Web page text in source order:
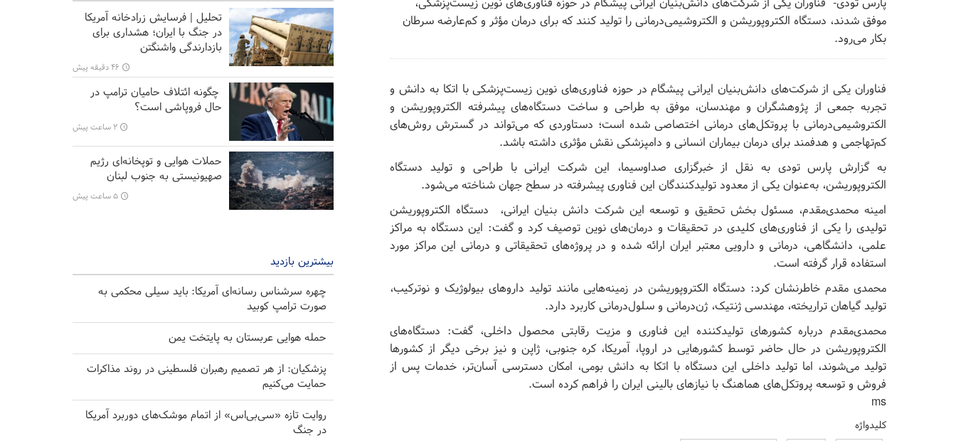
پارس تودی- فناوران یکی از شرکت‌های دانش‌بنیان ایرانی پیشگام در حوزه فناوری‌های نوین زیست‌پزشکی،
موفق شدند، دستگاه الکتروپوریشن و الکتروشیمی‌درمانی را تولید کنند که برای درمان مؤثر و کم‌عارضه سرطان
بکار می‌رود.
فناوران یکی از شرکت‌های دانش‌بنیان ایرانی پیشگام در حوزه فناوری‌های نوین زیست‌پزشکی با اتکا به دانش و
تجربه جمعی از پژوهشگران و مهندسان، موفق به طراحی و ساخت دستگاه‌های پیشرفته الکتروپوریشن و
الکتروشیمی‌درمانی با پروتکل‌های درمانی اختصاصی شده است؛ دستاوردی که می‌تواند در گسترش روش‌های
کم‌تهاجمی و هدفمند برای درمان بیماران انسانی و دامپزشکی نقش مؤثری داشته باشد.
به گزارش پارس تودی به نقل از خبرگزاری صداوسیما، این شرکت ایرانی با طراحی و تولید دستگاه
الکتروپوریشن، به‌عنوان یکی از معدود تولیدکنندگان این فناوری پیشرفته در سطح جهان شناخته می‌شود.
امینه محمدی‌مقدم، مسئول بخش تحقیق و توسعه این شرکت دانش بنیان ایرانی، دستگاه الکتروپوریشن
تولیدی را یکی از فناوری‌های کلیدی در تحقیقات و درمان‌های نوین توصیف کرد و گفت: این دستگاه به مراکز
علمی، دانشگاهی، درمانی و دارویی معتبر ایران ارائه شده و در پروژه‌های تحقیقاتی و درمانی این مراکز مورد
استفاده قرار گرفته است.
محمدی مقدم خاطرنشان کرد: دستگاه الکتروپوریشن در زمینه‌هایی مانند تولید داروهای بیولوژیک و نوترکیب،
تولید گیاهان تراریخته، مهندسی ژنتیک، ژن‌درمانی و سلول‌درمانی کاربرد دارد.
محمدی‌مقدم درباره کشورهای تولیدکننده این فناوری و مزیت رقابتی محصول داخلی، گفت: دستگاه‌های
الکتروپوریشن در حال حاضر توسط کشورهایی در اروپا، آمریکا، کره جنوبی، ژاپن و نیز برخی دیگر از کشورها
تولید می‌شوند، اما تولید داخلی این دستگاه با اتکا به دانش بومی، امکان دسترسی آسان‌تر، خدمات پس از
فروش و توسعه پروتکل‌های هماهنگ با نیازهای بالینی ایران را فراهم کرده است.
ms
کلیدواژه
تحلیل | فرسایش زرادخانه آمریکا
در جنگ با ایران؛ هشداری برای
بازدارندگی واشنگتن
۴۶ دقیقه پیش
چگونه ائتلاف حامیان ترامپ در
حال فروپاشی است؟
۲ ساعت پیش
حملات هوایی و توپخانه‌ای رژیم
صهیونیستی به جنوب لبنان
۵ ساعت پیش
بیشترین بازدید
چهره سرشناس رسانه‌ای آمریکا: باید سیلی محکمی به
صورت ترامپ کوبید
حمله هوایی عربستان به پایتخت یمن
پزشکیان: از هر تصمیم رهبران فلسطینی در روند مذاکرات
حمایت می‌کنیم
روایت تازه «سی‌بی‌اس» از اتمام موشک‌های دوربرد آمریکا
در جنگ